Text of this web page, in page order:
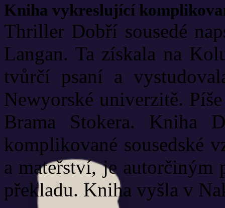
Kniha vykreslující
Thriller Dobří sousedé
Langan. Ta získala na
tvůrčí psaní a
Newyorské univerzitě.
Brama Stokera. Kniha
komplikované sousedské
a mateřství, je autorčiným
překladu. Kniha vyšla v